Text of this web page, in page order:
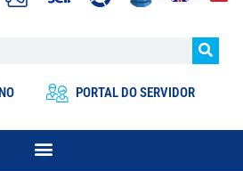
PORTAL DO SERVIDOR